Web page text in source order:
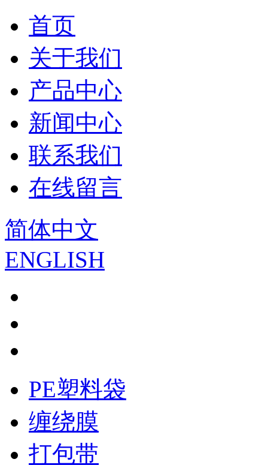
首页
关于我们
产品中心
新闻中心
联系我们
在线留言
简体中文
ENGLISH
PE塑料袋
缠绕膜
打包带